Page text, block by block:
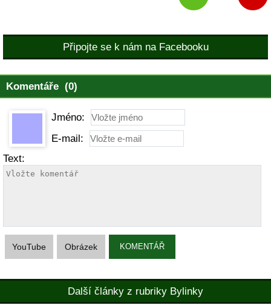
Připojte se k nám na Facebooku
Komentáře (0)
Jméno:
E-mail:
Text:
YouTube Obrázek KOMENTÁŘ
Další články z rubriky Bylinky